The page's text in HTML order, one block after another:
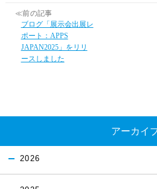
≪前の記事
ブログ「展示会出展レ
ポート：APPS
JAPAN2025」をリリ
ースしました
アーカイ
2026